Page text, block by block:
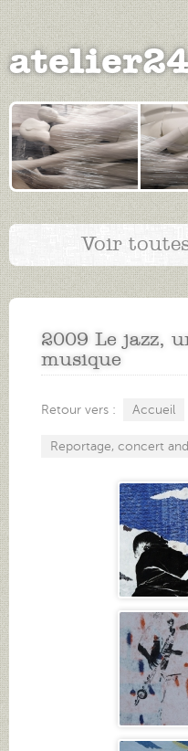
Aller au contenu principal
Voir
2009 Le jazz,
musique
Accueil
Reportage, concert